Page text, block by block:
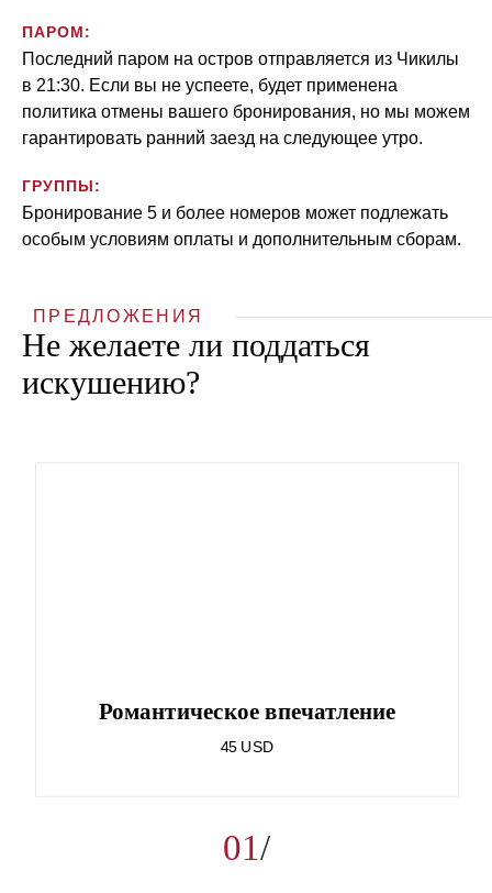
ПАРОМ:
Последний паром на остров отправляется из Чикилы
в 21:30. Если вы не успеете, будет применена
политика отмены вашего бронирования, но мы можем
гарантировать ранний заезд на следующее утро.
ГРУППЫ:
Бронирование 5 и более номеров может подлежать
особым условиям оплаты и дополнительным сборам.
ПРЕДЛОЖЕНИЯ
Не желаете ли поддаться
искушению?
01
Романтическое впечатление
45 USD